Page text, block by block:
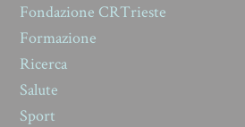
Fondazione CRTrieste
Formazione
Ricerca
Salute
Sport